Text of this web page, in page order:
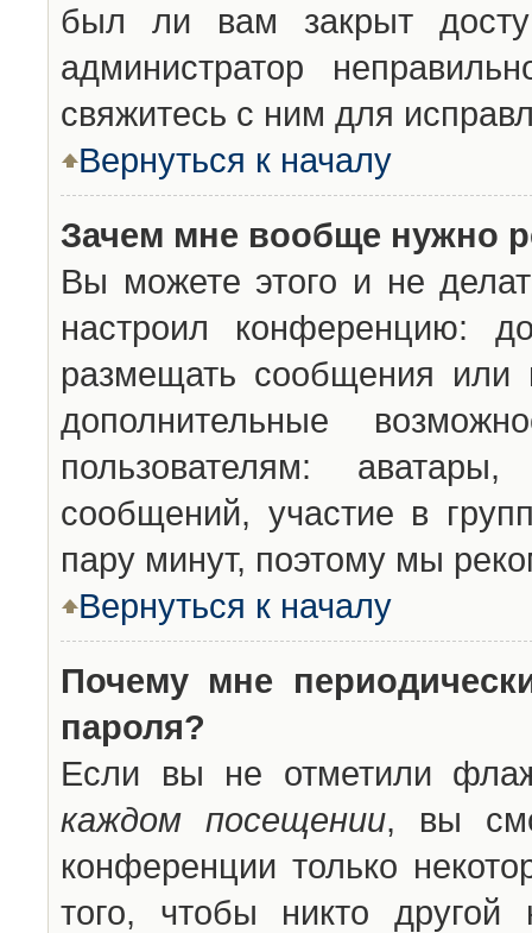
был ли вам закрыт
администратор
свяжитесь с ним для
Вернуться к началу
Зачем мне вообще нужно
Вы можете этого и не
настроил конференцию:
размещать сообщения или
дополнительные
пользователям:
сообщений, участие в
пару минут, поэтому мы
Вернуться к началу
Почему мне
пароля?
Если вы не отметили
каждом посещении, вы
конференции только
того, чтобы никто другой